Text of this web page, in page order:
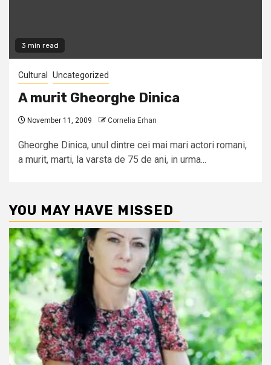
3 min read
Cultural Uncategorized
A murit Gheorghe Dinica
November 11, 2009 Cornelia Erhan
Gheorghe Dinica, unul dintre cei mai mari actori romani,
a murit, marti, la varsta de 75 de ani, in urma...
YOU MAY HAVE MISSED